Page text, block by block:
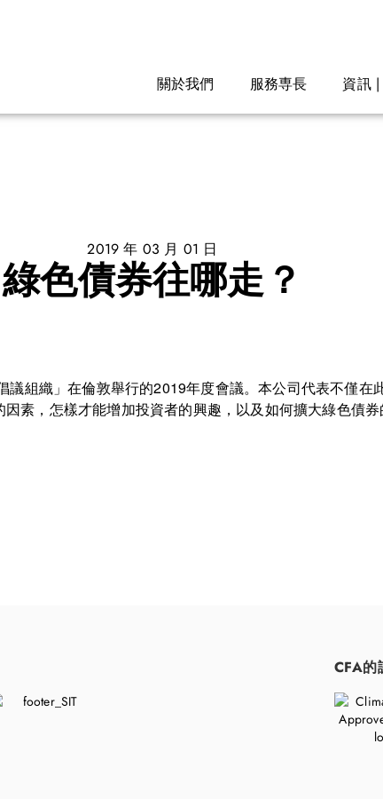
關於我們 服務専長 資訊
2019 年 03 月 01 日
綠色債券往哪走？
組織」在倫敦舉行的2019年度會議。本公司代表不僅在
素，怎樣才能增加投資者的興趣，以及如何擴大綠色債券
CFA的